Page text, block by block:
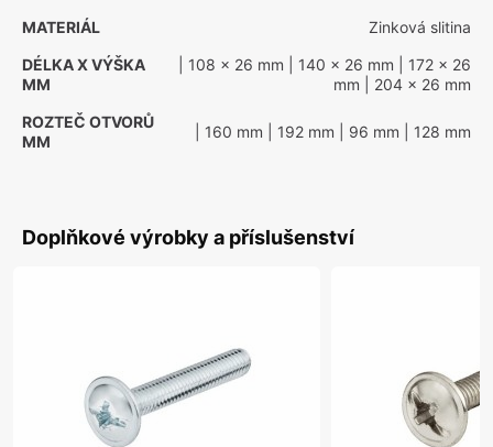
MATERIÁL
Zinková slitina
DÉLKA X VÝŠKA
MM
| 108 x 26 mm | 140 x 26 mm | 172 x 26
mm | 204 x 26 mm
ROZTEČ OTVORŮ
MM
| 160 mm | 192 mm | 96 mm | 128 mm
Doplňkové výrobky a příslušenství